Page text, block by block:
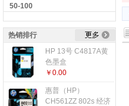
50-100
热销排行
HP 13号 C4817A黄
色墨盒
￥0.00
惠普（HP）
CH561ZZ 802s 经济
更多...